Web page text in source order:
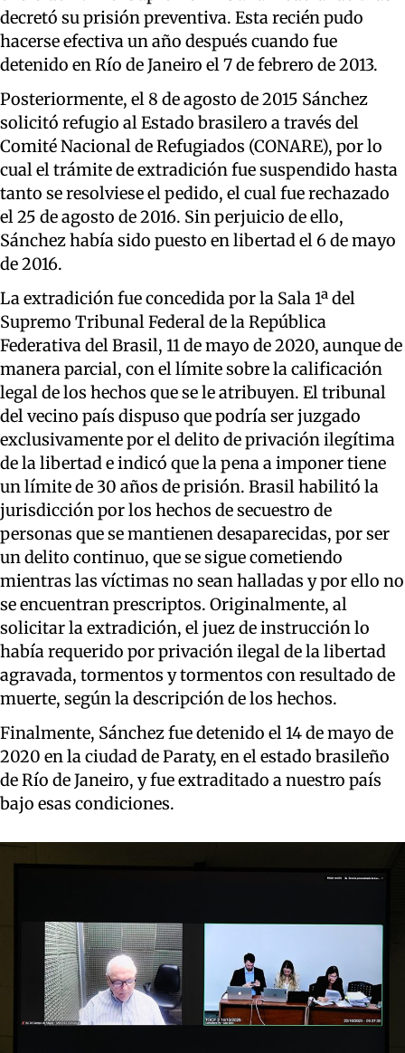
decretó su prisión preventiva. Esta recién pudo
hacerse efectiva un año después cuando fue
detenido en Río de Janeiro el 7 de febrero de 2013.
Posteriormente, el 8 de agosto de 2015 Sánchez
solicitó refugio al Estado brasilero a través del
Comité Nacional de Refugiados (CONARE), por lo
cual el trámite de extradición fue suspendido hasta
tanto se resolviese el pedido, el cual fue rechazado
el 25 de agosto de 2016. Sin perjuicio de ello,
Sánchez había sido puesto en libertad el 6 de mayo
de 2016.
La extradición fue concedida por la Sala 1ª del
Supremo Tribunal Federal de la República
Federativa del Brasil, 11 de mayo de 2020, aunque de
manera parcial, con el límite sobre la calificación
legal de los hechos que se le atribuyen. El tribunal
del vecino país dispuso que podría ser juzgado
exclusivamente por el delito de privación ilegítima
de la libertad e indicó que la pena a imponer tiene
un límite de 30 años de prisión. Brasil habilitó la
jurisdicción por los hechos de secuestro de
personas que se mantienen desaparecidas, por ser
un delito continuo, que se sigue cometiendo
mientras las víctimas no sean halladas y por ello no
se encuentran prescriptos. Originalmente, al
solicitar la extradición, el juez de instrucción lo
había requerido por privación ilegal de la libertad
agravada, tormentos y tormentos con resultado de
muerte, según la descripción de los hechos.
Finalmente, Sánchez fue detenido el 14 de mayo de
2020 en la ciudad de Paraty, en el estado brasileño
de Río de Janeiro, y fue extraditado a nuestro país
bajo esas condiciones.